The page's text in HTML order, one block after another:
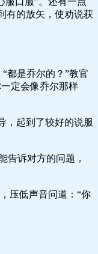
有的放矢，使劝说获
都是乔尔的？”教官
定会像乔尔那样
，起到了较好的说服
告诉对方的问题，
压低声音问道：“你